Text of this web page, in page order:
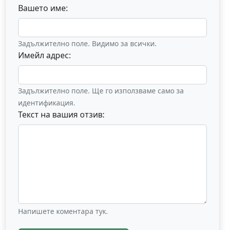
Вашето име:
Задължително поле. Видимо за всички.
Имейл адрес:
Задължително поле. Ще го използваме само за
идентификация.
Текст на вашия отзив:
Напишете коментара тук.